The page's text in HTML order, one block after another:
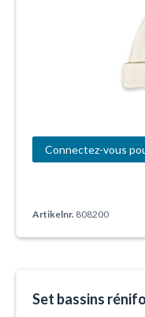
Connectez-vous
Artikelnr. 808200
Set bassins